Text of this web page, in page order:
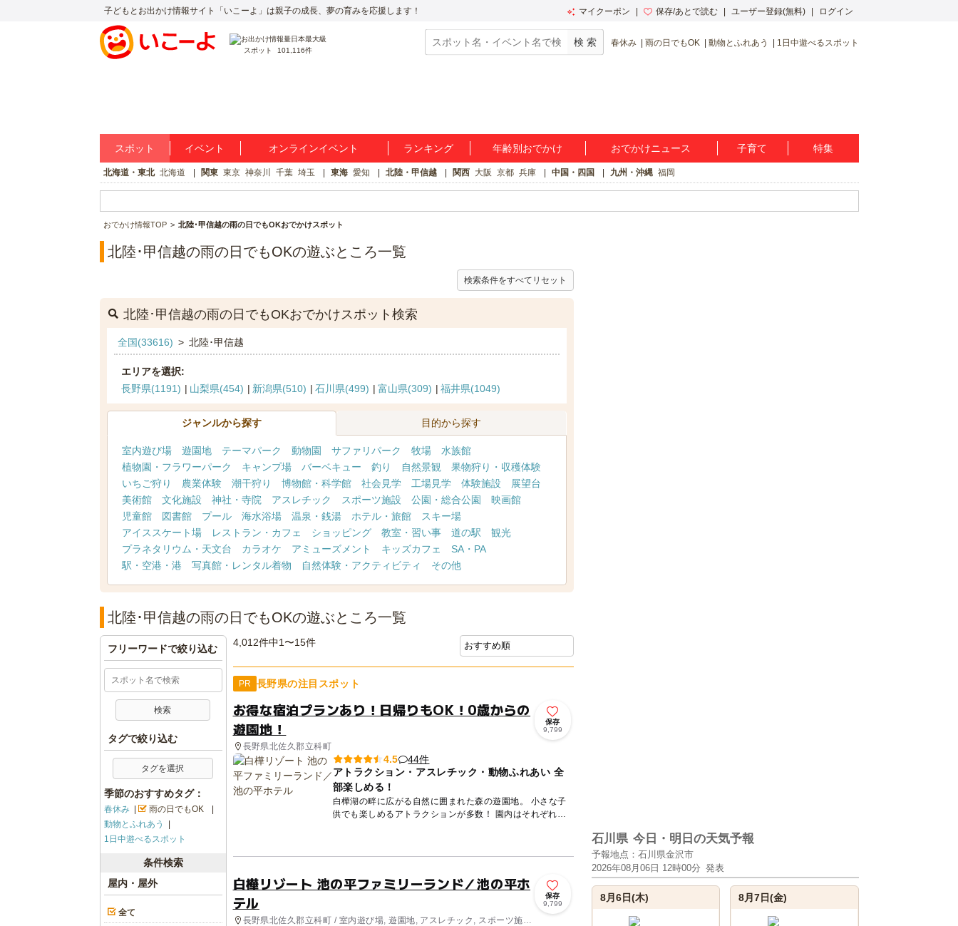
子どもとお出かけ情報サイト「いこーよ」は親子の成長、夢の育みを応援します！ マイクーポン 保存/あとで読む ユーザー登録(無料) ログイン
スポット 101,116件
春休み 雨の日でもOK 動物とふれあう 1日中遊べるスポット
スポット イベント オンラインイベント ランキング 年齢別おでかけ おでかけニュース 子育て 特集
北海道・東北 北海道 関東 東京 神奈川 千葉 埼玉 東海 愛知 北陸・甲信越 関西 大阪 京都 兵庫 中国・四国 九州・沖縄 福岡
おでかけ情報TOP 北陸･甲信越の雨の日でもOKおでかけスポット
北陸･甲信越の雨の日でもOKの遊ぶところ一覧
検索条件をすべてリセット
北陸･甲信越の雨の日でもOKおでかけスポット検索
全国(33616) > 北陸･甲信越
エリアを選択:
長野県(1191)
山梨県(454) 新潟県(510) 石川県(499) 富山県(309) 福井県(1049)
ジャンルから探す 目的から探す
室内遊び場 遊園地 テーマパーク 動物園 サファリパーク 牧場
水族館
植物園・フラワーパーク
キャンプ場 バーベキュー 釣り 自然景観
果物狩り・収穫体験
いちご狩り
農業体験 潮干狩り 博物館・科学館 社会見学 工場見学 体験施設
展望台
美術館
文化施設 神社・寺院 アスレチック スポーツ施設 公園・総合公園
映画館
児童館
図書館 プール 海水浴場 温泉・銭湯 ホテル・旅館
スキー場
アイススケート場
レストラン・カフェ ショッピング 教室・習い事 道の駅
観光
プラネタリウム・天文台
カラオケ アミューズメント キッズカフェ
SA・PA
駅・空港・港
写真館・レンタル着物 自然体験・アクティビティ その他
北陸･甲信越の雨の日でもOKの遊ぶところ一覧
4,012件中1〜15件
PR 長野県の注目スポット
お得な宿泊プランあり！日帰りもOK！0歳からの
遊園地！
長野県北佐久郡立科町
保存
9,799
4.5
44件
アトラクション・アスレチック・動物ふれあい 全
部楽しめる！
白樺湖の畔に広がる自然に囲まれた森の遊園地。 小さな子
供でも楽しめるアトラクションが多数！ 園内はそれぞれテ
白樺リゾート 池の平ファミリーランド／池の平ホ
テル
長野県北佐久郡立科町 / 室内遊び場, 遊園地, アスレチック, スポーツ施
保存
9,799
フリーワードで絞り込む
タグで絞り込む
タグを選択
季節のおすすめタグ：
春休み
雨の日でもOK
動物とふれあう
1日中遊べるスポット
条件検索
屋内・屋外
全て
石川県 今日・明日の天気予報
予報地点：石川県金沢市
2026年08月06日 12時00分 発表
8月6日(木) 8月7日(金)